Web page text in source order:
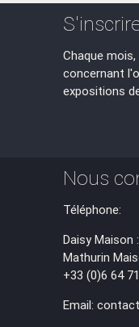
Chaque
concernant
expositions
Nous
Téléphone:
Daisy Maison
Mathurin
+33 (0)6 64
Email: